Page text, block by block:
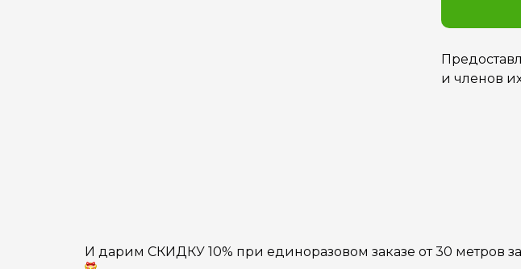
и членов
И дарим СКИДКУ 10% при единоразовом заказе от 30 метров